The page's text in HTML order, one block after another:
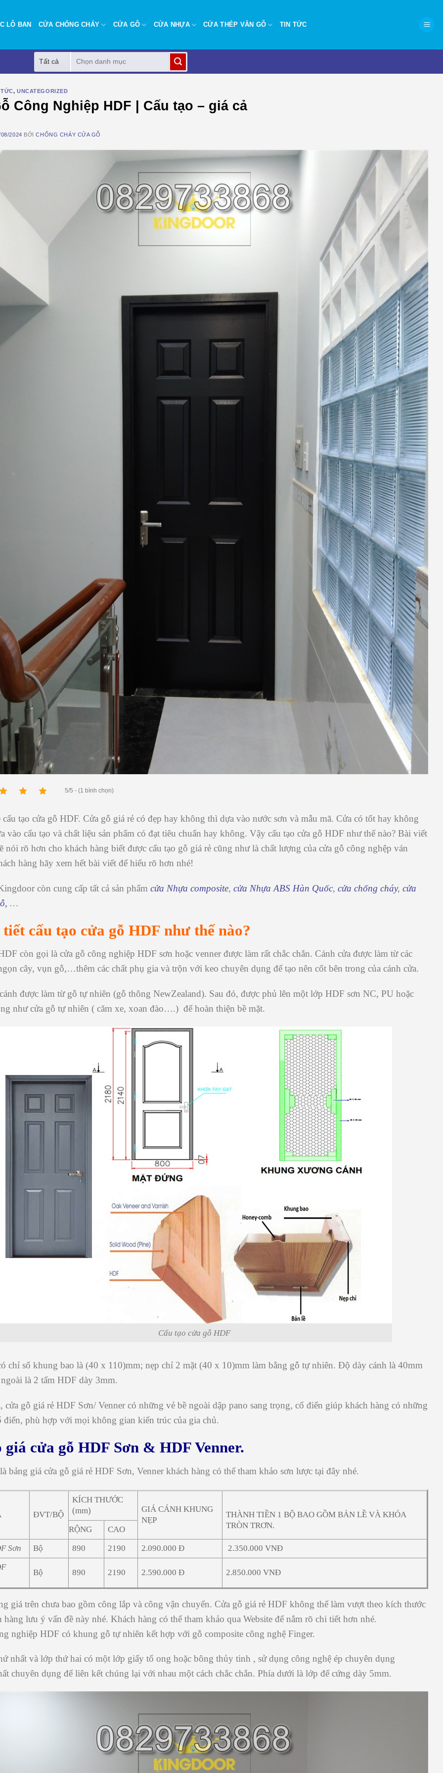
LỖ BAN CỬA CHỐNG CHÁY CỬA GỖ CỬA NHỰA CỬA THÉP VÂN GỖ TIN TỨC
kiếm:
,UNCATEGORIZED
Công Nghiệp HDF | Cấu tạo – giá cả
2024 BỞICHỐNG CHÁY CỬA GỖ
5/5 - (1 bình chọn)
tạo cửa gỗ HDF. Cửa gỗ giá rẻ có đẹp hay không thì dựa vào nước sơn và mẫu mã. Cửa có tốt hay không
vào cấu tạo và chất liệu sản phẩm có đạt tiêu chuẩn hay không. Vậy cấu tạo cửa gỗ HDF như thế nào? Bài viết
nói rõ hơn cho khách hàng biết được cấu tạo gỗ giá rẻ cũng như là chất lượng của cửa gỗ công nghệp ván
hàng hãy xem hết bài viết để hiểu rõ hơn nhé!
còn cung cấp tất cả sản phẩm cửa Nhựa composite, cửa Nhựa ABS Hàn Quốc, cửa chống cháy, cửa
…
cấu tạo cửa gỗ HDF như thế nào?
còn gọi là cửa gỗ công nghiệp HDF sơn hoặc venner được làm rất chắc chắn. Cánh cửa được làm từ các
cây, vụn gỗ,…thêm các chất phụ gia và trộn với keo chuyên dụng để tạo nên cốt bên trong của cánh cửa.
được làm từ gỗ tự nhiên (gỗ thông NewZealand). Sau đó, được phủ lên một lớp HDF sơn NC, PU hoặc
như cửa gỗ tự nhiên ( căm xe, xoan đào….) để hoàn thiện bề mặt.
Cấu tạo cửa gỗ HDF
chỉ số khung bao là (40 x 110)mm; nẹp chỉ 2 mặt (40 x 10)mm làm bằng gỗ tự nhiên. Độ dày cánh là 40mm
là 2 tấm HDF dày 3mm.
cửa gỗ giá rẻ HDF Sơn/ Venner có những vẻ bề ngoài dập pano sang trọng, cổ điển giúp khách hàng có những
điển, phù hợp với mọi không gian kiến trúc của gia chủ.
giá cửa gỗ HDF Sơn & HDF Venner.
bảng giá cửa gỗ giá rẻ HDF Sơn, Venner khách hàng có thể tham khảo sơn lược tại đây nhé.
ĐVT/BỘ
KÍCH THƯỚC
(mm)
GIÁ CÁNH KHUNG
NẸP
THÀNH TIỀN 1 BỘ BAO GỒM BẢN LỀ VÀ KHÓA
TRÒN TRƠN.
RỘNG
CAO
Sơn
Bộ 890 2190 2.090.000 Đ
2.350.000 VNĐ
Bộ 890 2190 2.590.000 Đ 2.850.000 VNĐ
giá trên chưa bao gồm công lắp và công vận chuyển. Cửa gỗ giá rẻ HDF không thể làm vượt theo kích thước
hàng lưu ý vấn đề này nhé. Khách hàng có thể tham khảo qua Website để nắm rõ chi tiết hơn nhé.
nghiệp HDF có khung gỗ tự nhiên kết hợp với gỗ composite công nghệ Finger.
nhất và lớp thứ hai có một lớp giấy tổ ong hoặc bông thủy tinh , sửdụng công nghệ ép chuyên dụng
chuyên dụng đểliên kết chúng lại với nhau một cách chắc chắn. Phía dưới là lớp đếcứng dày 5mm.